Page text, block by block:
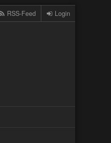
RSS-Feed Login